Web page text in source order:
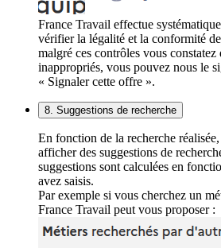
France Travail effectue
vérifier la légalité et la conformité
malgré ces contrôles vous constatez
inappropriés, vous pouvez nous le
« Signaler cette offre ».
8. Suggestions de recherche
En fonction de la recherche
afficher des suggestions de
suggestions sont calculées en
avez saisis.
Par exemple si vous cherchez un
France Travail peut vous proposer :